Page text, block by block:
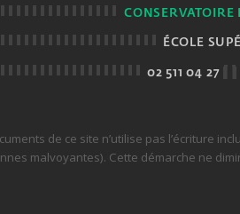
CONSERVATOIRE
ÉCOLE
02 511 04 27
de ce site n’utilise pas l’écriture
malvoyantes). Cette démarche ne